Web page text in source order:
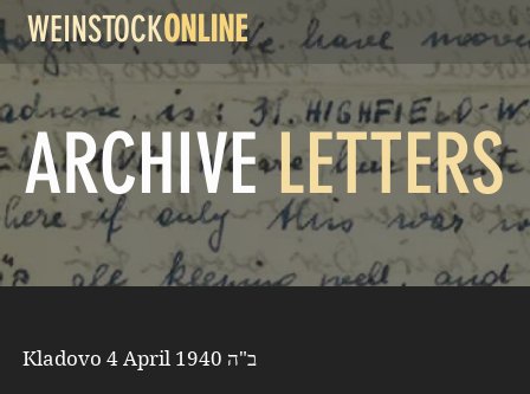
ARCHIVE LETTERS
WEINSTOCKONLINE